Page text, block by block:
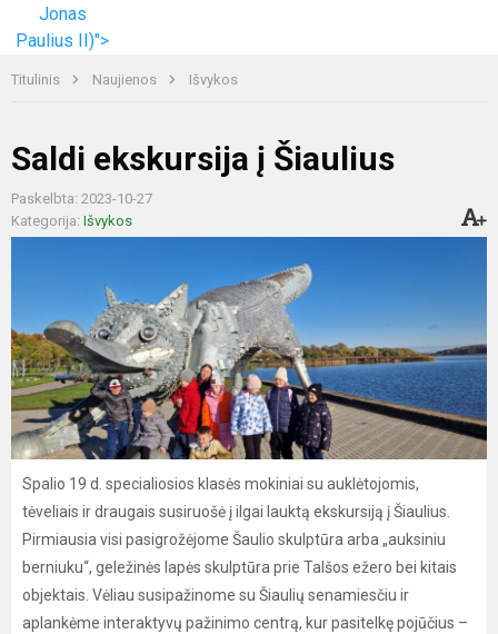
Jonas
Paulius II)">
Titulinis Naujienos Išvykos
Saldi ekskursija į Šiaulius
Paskelbta: 2023-10-27
Kategorija: Išvykos
Spalio 19 d. specialiosios klasės mokiniai su auklėtojomis,
tėveliais ir draugais susiruošė į ilgai lauktą ekskursiją į Šiaulius.
Pirmiausia visi pasigrožėjome Šaulio skulptūra arba „auksiniu
berniuku“, geležinės lapės skulptūra prie Talšos ežero bei kitais
objektais. Vėliau susipažinome su Šiaulių senamiesčiu ir
aplankėme interaktyvų pažinimo centrą, kur pasitelkę pojūčius –